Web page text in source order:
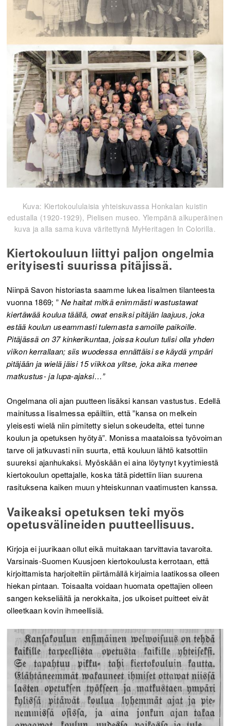
Kuva: Kiertokoululaisia yhteiskuvassa Honkalan kuistin
edustalla (1920-1929), Pielisen museo. Ylempänä alkuperäinen
kuva ja alla sama kuva väritettynä MyHeritagen In Colorilla.
Kiertokouluun liittyi paljon ongelmia
erityisesti suurissa pitäjissä.
Niinpä Savon historiasta saamme lukea Iisalmen tilanteesta
vuonna 1869; ” Ne haitat mitkä enimmästi wastustawat
kiertäwää koulua täällä, owat ensiksi pitäjän laajuus, joka
estää koulun useammasti tulemasta samoille paikoille.
Pitäjässä on 37 kinkerikuntaa, joissa koulun tulisi olla yhden
viikon kerrallaan; siis wuodessa ennättäisi se käydä ympäri
pitäjään ja wielä jäisi 15 viikkoa ylitse, joka aika menee
matkustus- ja lupa-ajaksi…”
Ongelmana oli ajan puutteen lisäksi kansan vastustus. Edellä
mainitussa Iisalmessa epäiltiin, että ”kansa on melkein
yleisesti wielä niin pimitetty sielun sokeudelta, ettei tunne
koulun ja opetuksen hyötyä”. Monissa maataloissa työvoiman
tarve oli jatkuvasti niin suurta, että kouluun lähtö katsottiin
suureksi ajanhukaksi. Myöskään ei aina löytynyt kyytimiestä
kiertokoulun opettajalle, koska tätä pidettiin liian suurena
rasituksena kaiken muun yhteiskunnan vaatimusten kanssa.
Vaikeaksi opetuksen teki myös
opetusvälineiden puutteellisuus.
Kirjoja ei juurikaan ollut eikä muitakaan tarvittavia tavaroita.
Varsinais-Suomen Kuusjoen kiertokoulusta kerrotaan, että
kirjoittamista harjoiteltiin piirtämällä kirjaimia laatikossa olleen
hiekan pintaan. Toisaalta voidaan huomata opettajien olleen
sangen kekseliäitä ja nerokkaita, jos ulkoiset puitteet eivät
olleetkaan kovin ihmeellisiä.